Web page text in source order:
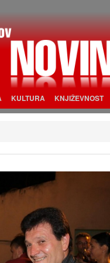
KULTURA KNJIŽEVNOST